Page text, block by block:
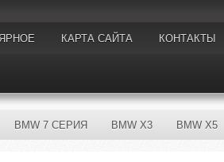
КАРТА САЙТА КОНТАКТЫ
BMW 7 СЕРИЯ BMW X3 BMW X5